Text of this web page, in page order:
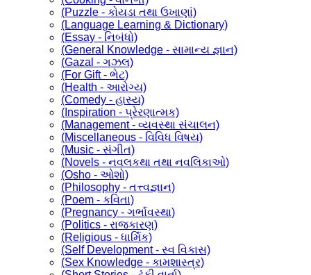
(Puzzle - કોયડા તથા ઉખાણાં)
(Language Learning & Dictionary)
(Essay - નિબંધો)
(General Knowledge - સામાન્ય જ્ઞાન)
(Gazal - ગઝલ)
(For Gift - ભેટ)
(Health - આરોગ્ય)
(Comedy - હાસ્ય)
(Inspiration - પ્રેરણાત્મક)
(Management - વ્યવસ્થા સંચાલન)
(Miscellaneous - વિવિધ વિષય)
(Music - સંગીત)
(Novels - નવલકથા તથા નવલિકાઓ)
(Osho - ઓશો)
(Philosophy - તત્ત્વજ્ઞાન)
(Poem - કવિતા)
(Pregnancy - ગર્ભાવસ્થા)
(Politics - રાજકારણ)
(Religious - ધાર્મિક)
(Self Development - સ્વ વિકાસ)
(Sex Knowledge - કામશાસ્ત્ર)